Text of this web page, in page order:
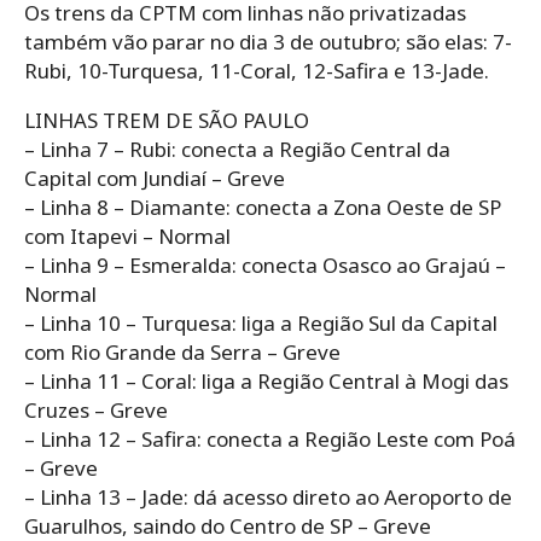
Os trens da CPTM com linhas não privatizadas
também vão parar no dia 3 de outubro; são elas: 7-
Rubi, 10-Turquesa, 11-Coral, 12-Safira e 13-Jade.
LINHAS TREM DE SÃO PAULO
– Linha 7 – Rubi: conecta a Região Central da
Capital com Jundiaí – Greve
– Linha 8 – Diamante: conecta a Zona Oeste de SP
com Itapevi – Normal
– Linha 9 – Esmeralda: conecta Osasco ao Grajaú –
Normal
– Linha 10 – Turquesa: liga a Região Sul da Capital
com Rio Grande da Serra – Greve
– Linha 11 – Coral: liga a Região Central à Mogi das
Cruzes – Greve
– Linha 12 – Safira: conecta a Região Leste com Poá
– Greve
– Linha 13 – Jade: dá acesso direto ao Aeroporto de
Guarulhos, saindo do Centro de SP – Greve